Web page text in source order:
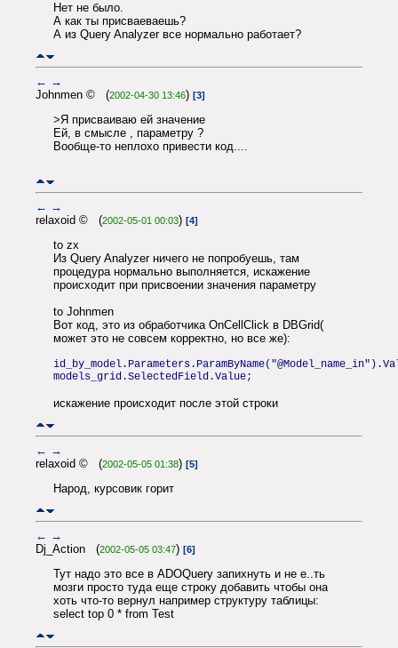
Нет не было.
А как ты присваеваешь?
А из Query Analyzer все нормально работает?
← →
Johnmen © (2002-04-30 13:46) [3]
>Я присваиваю ей значение
Ей, в смысле , параметру ?
Вообще-то неплохо привести код....
← →
relaxoid © (2002-05-01 00:03) [4]
to zx
Из Query Analyzer ничего не попробуешь, там
процедура нормально выполняется, искажение
происходит при присвоении значения параметру
to Johnmen
Вот код, это из обработчика OnCellClick в DBGrid(
может это не совсем корректно, но все же):
models_grid.SelectedField.Value;
искажение происходит после этой строки
← →
relaxoid © (2002-05-05 01:38) [5]
Народ, курсовик горит
← →
Dj_Action (2002-05-05 03:47) [6]
Тут надо это все в ADOQuery запихнуть и не е..ть
мозги просто туда еще строку добавить чтобы она
хоть что-то вернул например структуру таблицы:
select top 0 * from Test